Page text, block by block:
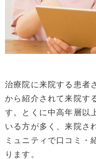
治療院に来院する患者
から紹介されて来院す
す。とくに中高年層以
いる方が多く、来院さ
ミュニティで口コミ・
ります。